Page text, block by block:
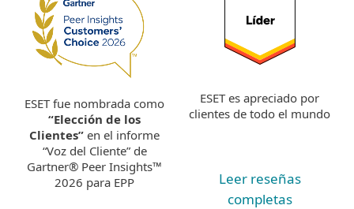
ESET fue nombrada como
“Elección de los
Clientes” en el informe
“Voz del Cliente” de
Gartner® Peer Insights™
2026 para EPP
ESET es apreciado por
clientes de todo el mundo
Leer reseñas
completas